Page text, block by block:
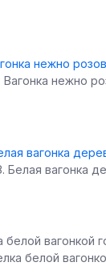
нежно
Белая вагонка
белой